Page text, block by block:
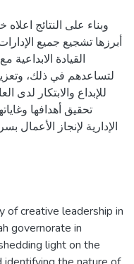
وبناء على النتائج
أبرزها تشجيع جميع
القيادة
لتساعدهم في ذلك،
للإبداع والابتكار
تحقيق أهدافها
الإدارية لإنجاز
of creative leadership in
governorate in
light on the